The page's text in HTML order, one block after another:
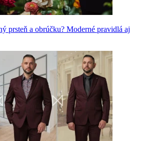
prsteň a obrúčku? Moderné pravidlá aj